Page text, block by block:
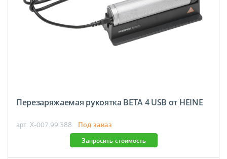
Перезаряжаемая рукоятка BETA 4 USB от HEINE
арт. X-007.99.388 Под заказ
Запросить стоимость